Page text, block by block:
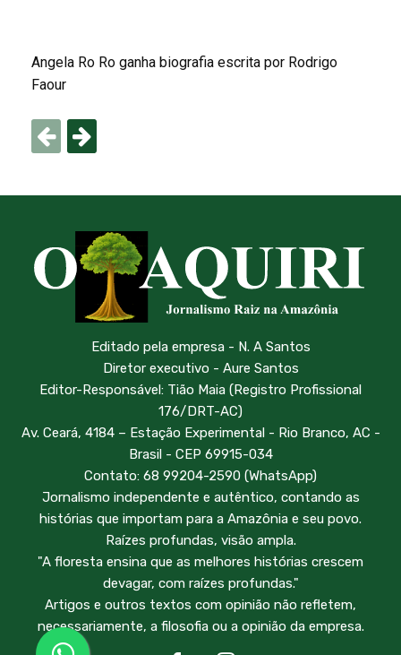
Angela Ro Ro ganha biografia escrita por Rodrigo
Faour
Editado pela empresa - N. A Santos
Diretor executivo - Aure Santos
Editor-Responsável: Tião Maia (Registro Profissional
176/DRT-AC)
Av. Ceará, 4184 – Estação Experimental - Rio Branco, AC -
Brasil - CEP 69915-034
Contato: 68 99204-2590 (WhatsApp)
Jornalismo independente e autêntico, contando as
histórias que importam para a Amazônia e seu povo.
Raízes profundas, visão ampla.
"A floresta ensina que as melhores histórias crescem
devagar, com raízes profundas."
Artigos e outros textos com opinião não refletem,
necessariamente, a filosofia ou a opinião da empresa.